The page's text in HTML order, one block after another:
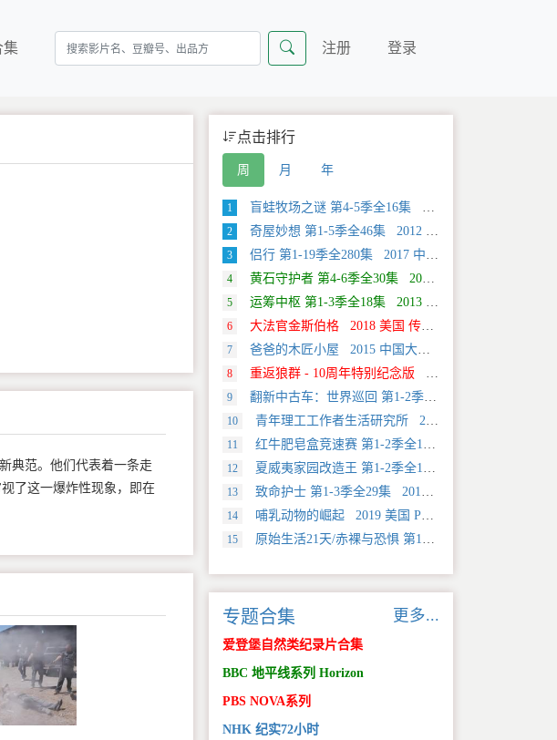
集 注册 登录
典范。他们代表着一条走
了这一爆炸性现象，即在
点击排行
周 月 年
1 盲蛙牧场之谜 第4-5季全16集 2025 美国 Discovery 探索类纪录片
2 奇屋妙想 第1-5季全46集 2012 美国 HGTV 真人秀&舞台类纪录片
3 侣行 第1-19季全280集 2017 中国大陆 旅行类纪录片
4 黄石守护者 第4-6季全30集 2024 美国 Discovery 真人秀&舞台类纪录片
5 运筹中枢 第1-3季全18集 2013 美国 Discovery 科学类纪录片
6 大法官金斯伯格 2018 美国 传记类纪录片
7 爸爸的木匠小屋 2015 中国大陆 社会生活类纪录片
8 重返狼群 - 10周年特别纪念版 2021 中国大陆 自然类纪录片
9 翻新中古车：世界巡回 第1-2季全20集 2025 美国 Discovery 真人秀&舞台类纪录片
10 青年理工工作者生活研究所 2022 中国大陆 社会生活类纪录片
11 红牛肥皂盒竞速赛 第1-2季全12集 2025 美国 Discovery 运动类纪录片
12 夏威夷家园改造王 第1-2季全18集 2024 美国 HGTV 真人秀&舞台类纪录片
13 致命护士 第1-3季全29集 2016 英国 传记类纪录片
14 哺乳动物的崛起 2019 美国 PBS 自然类纪录片
15 原始生活21天/赤裸与恐惧 第18季全12集 2025 美国 Discovery 真人秀&舞台类纪录片
专题合集 更多...
爱登堡自然类纪录片合集
BBC 地平线系列 Horizon
PBS NOVA系列
NHK 纪实72小时